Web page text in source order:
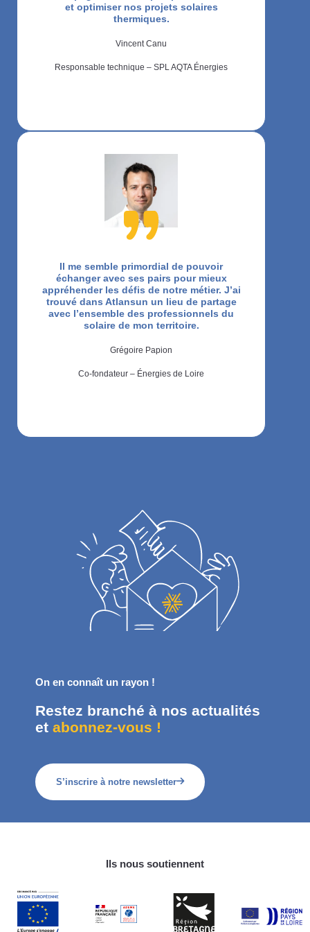
et optimiser nos projets solaires
thermiques.
Vincent Canu
Responsable technique – SPL AQTA Énergies
Il me semble primordial de pouvoir
échanger avec ses pairs pour mieux
appréhender les défis de notre métier. J’ai
trouvé dans Atlansun un lieu de partage
avec l’ensemble des professionnels du
solaire de mon territoire.
Grégoire Papion
Co-fondateur – Énergies de Loire
On en connaît un rayon !
Restez branché à nos actualités
etabonnez-vous !
S’inscrire à notre newsletter
Ils nous soutiennent